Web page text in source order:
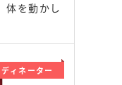
体を動かし
ィネーター